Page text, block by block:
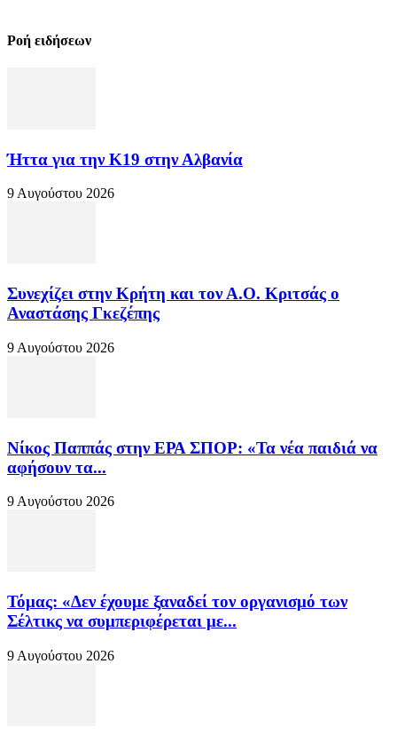
Ροή ειδήσεων
Ήττα για την Κ19 στην Αλβανία
9 Αυγούστου 2026
Συνεχίζει στην Κρήτη και τον Α.Ο. Κριτσάς ο
Αναστάσης Γκεζέπης
9 Αυγούστου 2026
Νίκος Παππάς στην ΕΡΑ ΣΠΟΡ: «Τα νέα παιδιά να
αφήσουν τα...
9 Αυγούστου 2026
Τόμας: «Δεν έχουμε ξαναδεί τον οργανισμό των
Σέλτικς να συμπεριφέρεται με...
9 Αυγούστου 2026